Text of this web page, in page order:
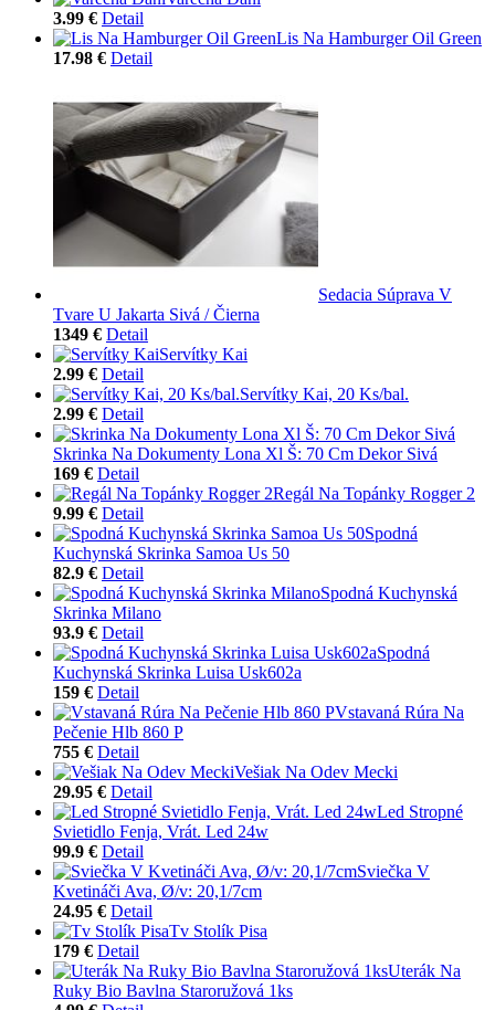
3.99 € Detail
Lis Na Hamburger Oil Green
17.98 € Detail
Sedacia Súprava V
Tvare U Jakarta Sivá / Čierna
1349 € Detail
Servítky Kai
2.99 € Detail
Servítky Kai, 20 Ks/bal.
2.99 € Detail
Skrinka Na Dokumenty Lona Xl Š: 70 Cm Dekor Sivá
169 € Detail
Regál Na Topánky Rogger 2
9.99 € Detail
Spodná
Kuchynská Skrinka Samoa Us 50
82.9 € Detail
Spodná Kuchynská
Skrinka Milano
93.9 € Detail
Spodná
Kuchynská Skrinka Luisa Usk602a
159 € Detail
Vstavaná Rúra Na
Pečenie Hlb 860 P
755 € Detail
Vešiak Na Odev Mecki
29.95 € Detail
Led Stropné
Svietidlo Fenja, Vrát. Led 24w
99.9 € Detail
Sviečka V
Kvetináči Ava, Ø/v: 20,1/7cm
24.95 € Detail
Tv Stolík Pisa
179 € Detail
Uterák Na
Ruky Bio Bavlna Staroružová 1ks